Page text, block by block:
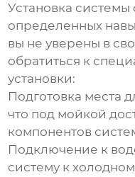
Установка системы
определенных
вы не уверены в
обратиться к
установки:
Подготовка места
что под мойкой
компонентов
Подключение к
систему к